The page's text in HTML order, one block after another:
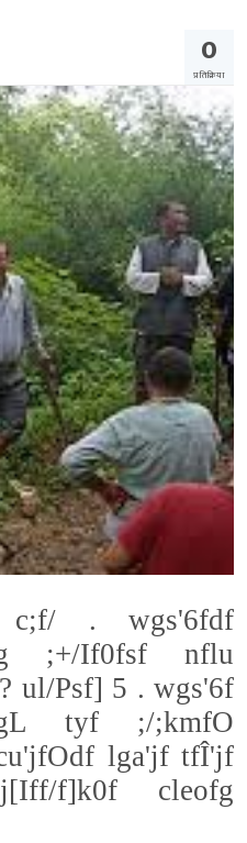
0
प्रतिक्रिया
. wgs'6fdf
;+/If0fsf nflu
ul/Psf] 5 . wgs'6f
tyf ;/;kmfO
lga'jf tfÎ'jf
f]k0f cleofg